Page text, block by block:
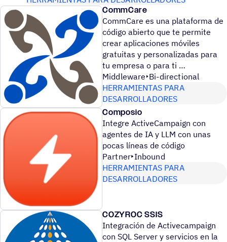
CommCare
CommCare es una plataforma de
código abierto que te permite
crear aplicaciones móviles
gratuitas y personalizadas para
tu empresa o para ti
Middleware Bi-directional
HERRAMIENTAS PARA
DESARROLLADORES
Composio
Integre ActiveCampaign con
agentes de IA y LLM con unas
pocas líneas de código
Partner Inbound
HERRAMIENTAS PARA
DESARROLLADORES
COZYROC SSIS
Integración de Activecampaign
con SQL Server y servicios en la